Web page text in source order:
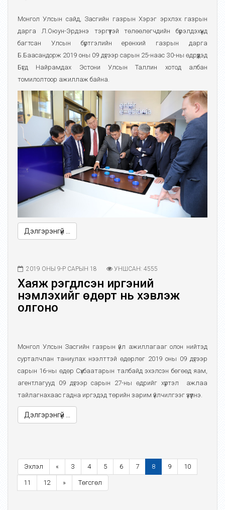
Монгол Улсын сайд, Засгийн газрын Хэрэг эрхлэх газрын
дарга Л.Оюун-Эрдэнэ тэргүүтэй төлөөлөгчдийн бүрэлдэхүүнд
багтсан Улсын бүртгэлийн ерөнхий газрын дарга
Б.Баасандорж 2019 оны 09 дүгээр сарын 25-наас 30-ны өдрүүдэд
Бүгд Найрамдах Эстони Улсын Таллин хотод албан
томилолтоор ажиллаж байна.
Дэлгэрэнгүй ...
2019 ОНЫ 9-Р САРЫН 18 УНШСАН: 4555
Хаяж үрэгдүүлсэн иргэний
үнэмлэхийг өдөрт нь хэвлэж
олгоно
Монгол Улсын Засгийн газрын үйл ажиллагааг олон нийтэд
сурталчлан таниулах нээлттэй өдөрлөг 2019 оны 09 дүгээр
сарын 16-ны өдөр Сүхбаатарын талбайд эхэлсэн бөгөөд яам,
агентлагууд 09 дүгээр сарын 27-ны өдрийг хүртэл ажлаа
тайлагнахаас гадна иргэдэд төрийн зарим үйлчилгээг үзүүлнэ.
Дэлгэрэнгүй ...
Эхлэл « 3 4 5 6 7 8 9 10
11 12 » Төгсгөл